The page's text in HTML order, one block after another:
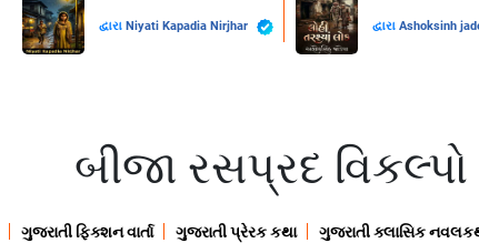
દ્વારા Niyati Kapadia Nirjhar દ્વારા Ashoksinh
બીજા રસપ્રદ વિકલ્પો
ગુજરાતી ફિક્શન વાર્તા ગુજરાતી પ્રેરક કથા ગુજરાતી ક્લાસિક